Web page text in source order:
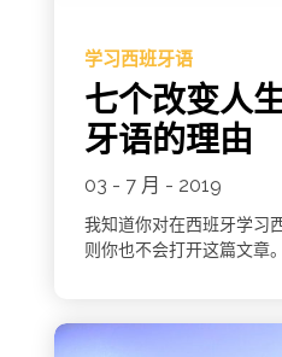
学习西班牙语
七个改变人
牙语的理由
03 - 7 月 - 2019
我知道你对在西班牙学习
则你也不会打开这篇文章